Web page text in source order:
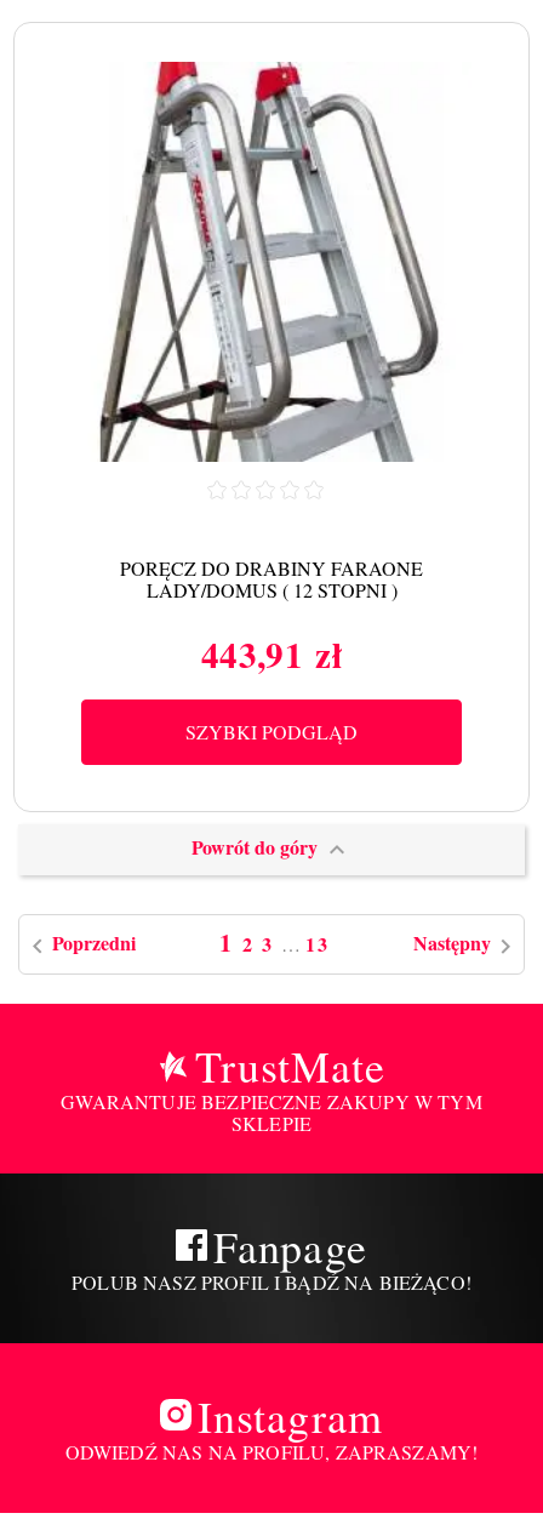
PORĘCZ DO DRABINY FARAONE
LADY/DOMUS ( 12 STOPNI )
Cena
443,91 zł
SZYBKI PODGLĄD
Powrót do góry 
Poprzedni 1 2 3 … 13 Następny
TrustMate
GWARANTUJE BEZPIECZNE ZAKUPY W TYM
SKLEPIE
Fanpage
POLUB NASZ PROFIL I BĄDŹ NA BIEŻĄCO!
Instagram
ODWIEDŹ NAS NA PROFILU, ZAPRASZAMY!